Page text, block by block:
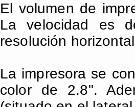
El volumen de
La velocidad es
resolución
La impresora se
color de 2.8".